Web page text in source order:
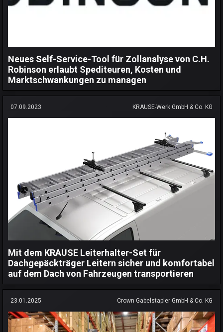
Neues Self-Service-Tool für Zollanalyse von C.H.
Robinson erlaubt Spediteuren, Kosten und
Marktschwankungen zu managen
07.09.2023 KRAUSE-Werk GmbH & Co. KG
Mit dem KRAUSE Leiterhalter-Set für
Dachgepäckträger Leitern sicher und komfortabel
auf dem Dach von Fahrzeugen transportieren
23.01.2025 Crown Gabelstapler GmbH & Co. KG